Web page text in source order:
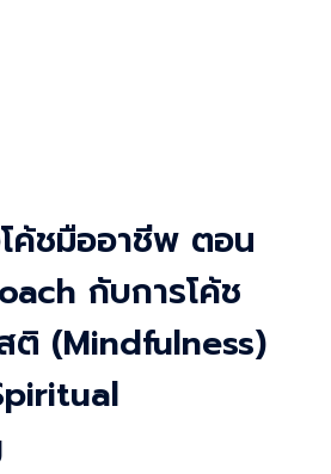
ค้ชมืออาชีพ ตอน
กับการโค้ช
ติ (Mindfulness)